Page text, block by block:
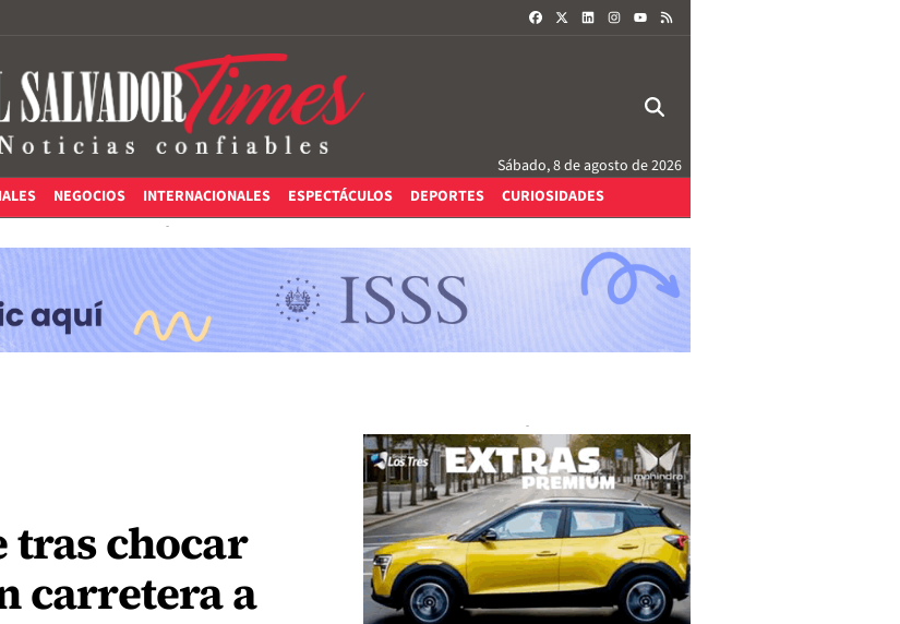
FACEBOOKLINKEDININSTAGRAM
Sábado, 8 de agosto de 2026
NEGOCIOS INTERNACIONALES ESPECTÁCULOS DEPORTES CURIOSIDADES
tras chocar
carretera a